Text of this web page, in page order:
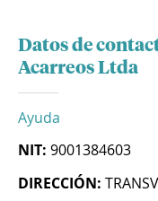
Datos de
Acarreos Ltda
Ayuda
NIT: 9001384603
DIRECCIÓN: